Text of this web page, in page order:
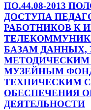
ПО.44.08-2013
ДОСТУПА
РАБОТНИКОВ К
БАЗАМ
МУЗЕЙНЫМ
ТЕХНИЧЕСКИМ
ОБЕСПЕЧЕНИЯ
ДЕЯТЕЛЬНОСТИ